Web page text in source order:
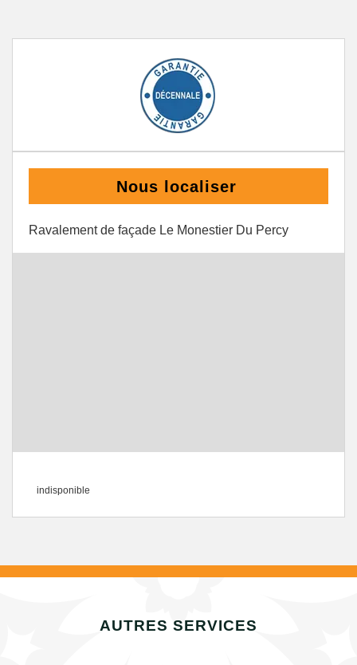
Nous localiser
Ravalement de façade Le Monestier Du Percy
indisponible
AUTRES SERVICES